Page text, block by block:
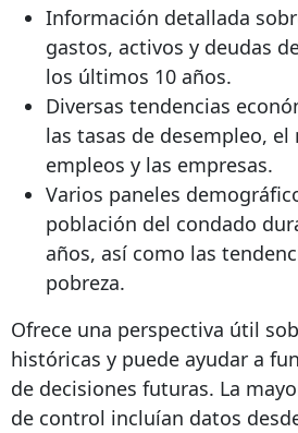
Información detallada
gastos, activos y deudas
los últimos 10 años.
Diversas tendencias
las tasas de desempleo,
empleos y las empresas.
Varios paneles
población del condado
años, así como las
pobreza.
Ofrece una perspectiva útil
históricas y puede ayudar a
de decisiones futuras. La
de control incluían datos